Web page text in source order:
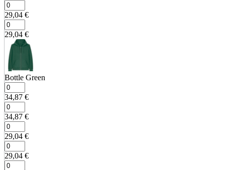
29,04 €
29,04 €
Bottle Green
34,87 €
34,87 €
29,04 €
29,04 €